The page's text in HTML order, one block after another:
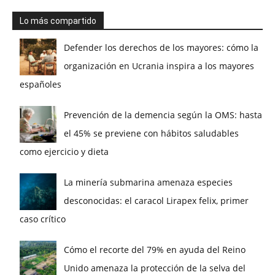
Lo más compartido
Defender los derechos de los mayores: cómo la
organización en Ucrania inspira a los mayores
españoles
Prevención de la demencia según la OMS: hasta
el 45% se previene con hábitos saludables
como ejercicio y dieta
La minería submarina amenaza especies
desconocidas: el caracol Lirapex felix, primer
caso crítico
Cómo el recorte del 79% en ayuda del Reino
Unido amenaza la protección de la selva del